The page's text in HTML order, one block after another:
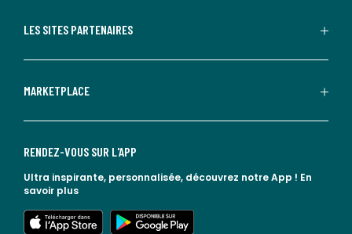
LES SITES PARTENAIRES
MARKETPLACE
RENDEZ-VOUS SUR L'APP
Ultra inspirante, personnalisée, découvrez notre App ! En
savoir plus
lien vers l'app store
lien vers google play